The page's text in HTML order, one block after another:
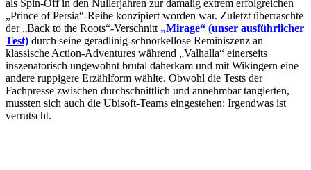
als Spin-Off in den Nullerjahren zur damalig extrem erfolgreichen
„Prince of Persia“-Reihe konzipiert worden war. Zuletzt überraschte
der „Back to the Roots“-Verschnitt „Mirage“ (unser ausführlicher
Test) durch seine geradlinig-schnörkellose Reminiszenz an
klassische Action-Adventures während „Valhalla“ einerseits
inszenatorisch ungewohnt brutal daherkam und mit Wikingern eine
andere ruppigere Erzählform wählte. Obwohl die Tests der
Fachpresse zwischen durchschnittlich und annehmbar tangierten,
mussten sich auch die Ubisoft-Teams eingestehen: Irgendwas ist
verrutscht.